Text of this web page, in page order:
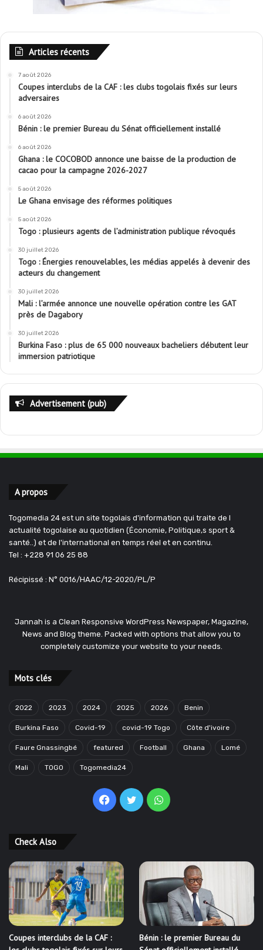
Articles récents
7 août 2026
Coupes interclubs de la CAF : les clubs togolais fixés sur leurs
adversaires
6 août 2026
Bénin : le premier Bureau du Sénat officiellement installé
6 août 2026
Ghana : le COCOBOD annonce une baisse de la production de
cacao pour la campagne 2026-2027
5 août 2026
Le Ghana envisage des réformes politiques
5 août 2026
Togo : plusieurs agents de l’administration publique révoqués
30 juillet 2026
Togo : Énergies renouvelables, les médias appelés à devenir des
acteurs du changement
30 juillet 2026
Mali : l’armée annonce une nouvelle opération contre les GAT
près de Dagabory
30 juillet 2026
Burkina Faso : plus de 65 000 nouveaux bacheliers débutent leur
immersion patriotique
Advertisement (pub)
A propos
Togomedia 24 est un site togolais d'information qui traite de l
actualité togolaise au quotidien (Économie, Politique,s sport &
santé..) et de l'international en temps réel et en continu.
Tel : +228 91 06 25 88
Récipissé : N° 0016/HAAC/12-2020/PL/P
Jannah is a Clean Responsive WordPress Newspaper, Magazine,
News and Blog theme. Packed with options that allow you to
completely customize your website to your needs.
Mots clés
2022 2023 2024 2025 2026 Benin
Burkina Faso Covid-19 covid-19 Togo Côte d'ivoire
Faure Gnassingbé featured Football Ghana Lomé
Mali TOGO Togomedia24
Facebook
TwitterWhatsApp
Check Also
Coupes interclubs de la CAF :
Bénin : le premier Bureau du